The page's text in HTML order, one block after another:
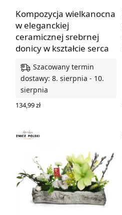
Kompozycja wielkanocna
w eleganckiej
ceramicznej srebrnej
donicy w kształcie serca
Szacowany termin
dostawy: 8. sierpnia - 10.
sierpnia
134,99zł